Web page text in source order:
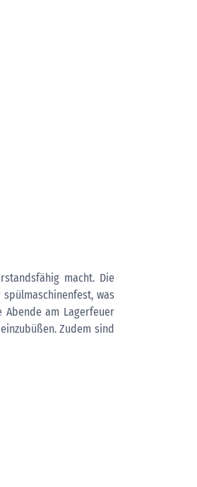
macht. Die
was
am Lagerfeuer
Zudem sind